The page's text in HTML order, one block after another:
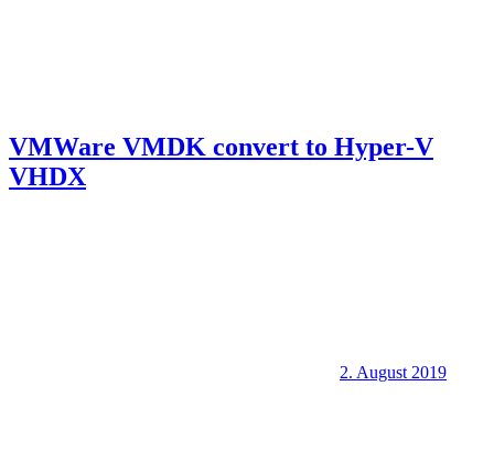
VMWare VMDK convert to Hyper-V
VHDX
2. August 2019